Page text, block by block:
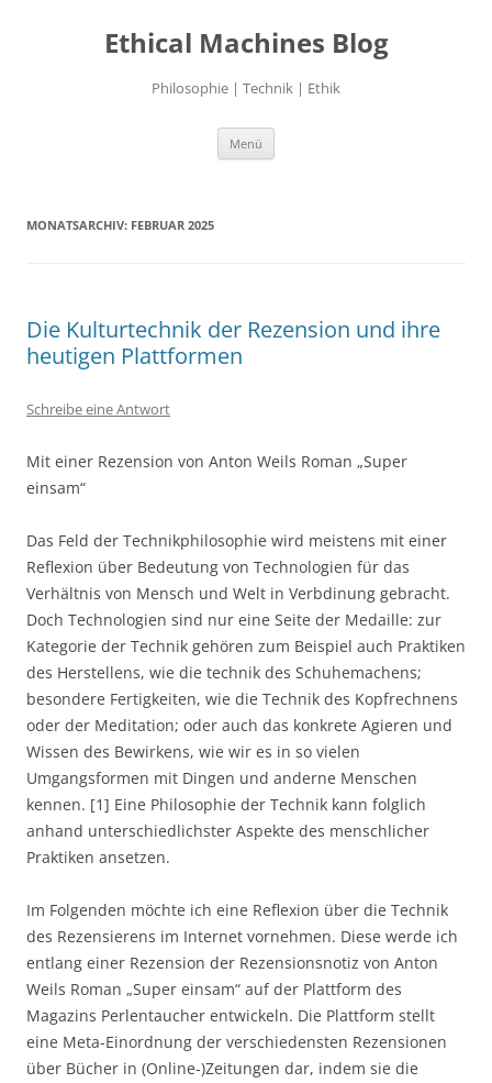
Ethical Machines Blog
Philosophie | Technik | Ethik
Menü
MONATSARCHIV: FEBRUAR 2025
Die Kulturtechnik der Rezension und ihre
heutigen Plattformen
Schreibe eine Antwort
Mit einer Rezension von Anton Weils Roman „Super
einsam“
Das Feld der Technikphilosophie wird meistens mit einer
Reflexion über Bedeutung von Technologien für das
Verhältnis von Mensch und Welt in Verbdinung gebracht.
Doch Technologien sind nur eine Seite der Medaille: zur
Kategorie der Technik gehören zum Beispiel auch Praktiken
des Herstellens, wie die technik des Schuhemachens;
besondere Fertigkeiten, wie die Technik des Kopfrechnens
oder der Meditation; oder auch das konkrete Agieren und
Wissen des Bewirkens, wie wir es in so vielen
Umgangsformen mit Dingen und anderne Menschen
kennen. [1] Eine Philosophie der Technik kann folglich
anhand unterschiedlichster Aspekte des menschlicher
Praktiken ansetzen.
Im Folgenden möchte ich eine Reflexion über die Technik
des Rezensierens im Internet vornehmen. Diese werde ich
entlang einer Rezension der Rezensionsnotiz von Anton
Weils Roman „Super einsam“ auf der Plattform des
Magazins Perlentaucher entwickeln. Die Plattform stellt
eine Meta-Einordnung der verschiedensten Rezensionen
über Bücher in (Online-)Zeitungen dar, indem sie die